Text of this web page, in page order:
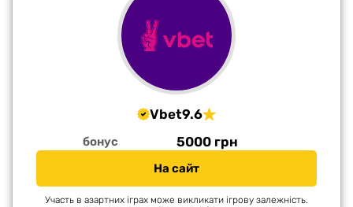
Vbet9.6
бонус 5000 грн
На сайт
Участь в азартних іграх може викликати ігрову залежність.